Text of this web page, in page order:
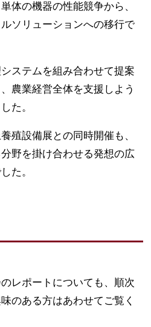
体の機器の性能競争から、
ソリューションへの移行で
ステムを組み合わせて提案
農業経営全体を支援しよう
た。
殖設備展との同時開催も、
野を掛け合わせる発想の広
た。
レポートについても、順次
のある方はあわせてご覧く